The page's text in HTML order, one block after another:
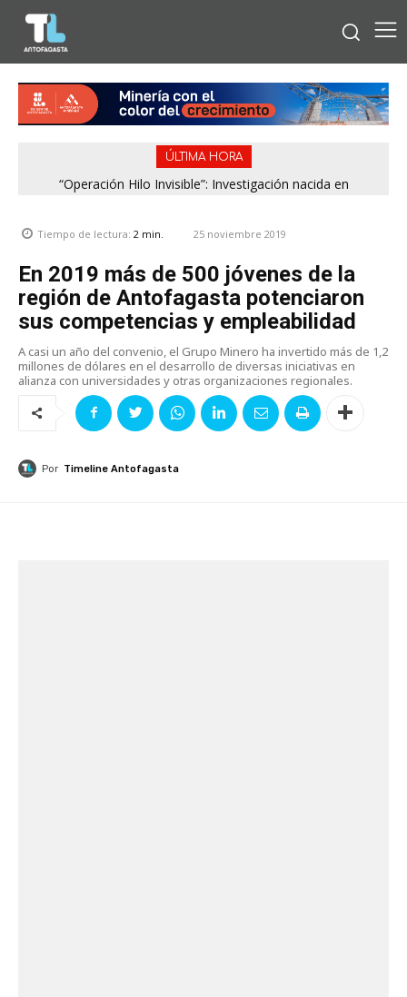
ÚLTIMA HORA
“Operación Hilo Invisible”: Investigación nacida en
Tiempo de lectura: 2 min. 25 noviembre 2019
En 2019 más de 500 jóvenes de la
región de Antofagasta potenciaron
sus competencias y empleabilidad
A casi un año del convenio, el Grupo Minero ha invertido más de 1,2
millones de dólares en el desarrollo de diversas iniciativas en
alianza con universidades y otras organizaciones regionales.
Por Timeline Antofagasta